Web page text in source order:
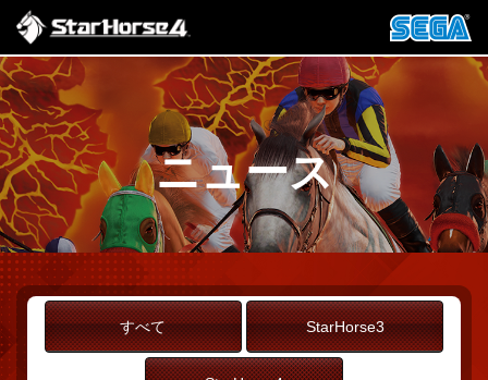
ニュース
すべて StarHorse3